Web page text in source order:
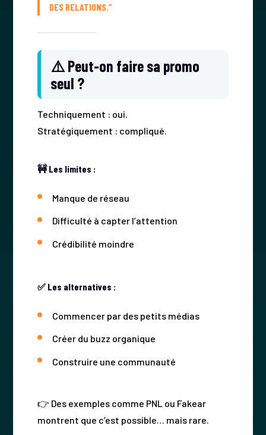
DES RELATIONS.”
⚠️ Peut-on faire sa promo
seul ?
Techniquement : oui.
Stratégiquement : compliqué.
🚧 Les limites :
Manque de réseau
Difficulté à capter l’attention
Crédibilité moindre
✅ Les alternatives :
Commencer par des petits médias
Créer du buzz organique
Construire une communauté
👉 Des exemples comme PNL ou Fakear
montrent que c’est possible… mais rare.